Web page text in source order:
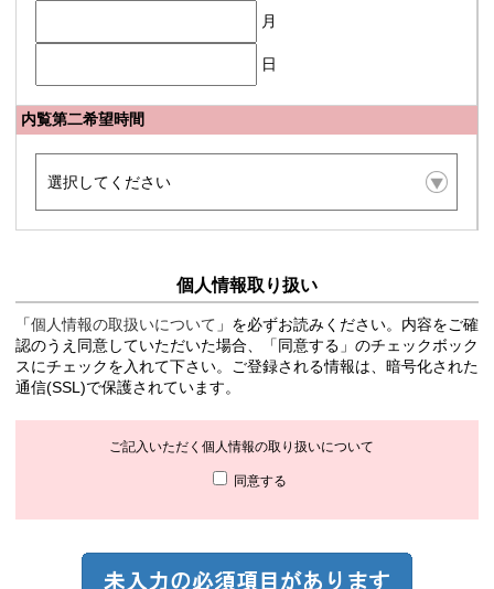
月
日
内覧第二希望時間
個人情報取り扱い
「個人情報の取扱いについて 」を必ずお読みください。内容をご確
認のうえ同意していただいた場合、「同意する」のチェックボック
スにチェックを入れて下さい。ご登録される情報は、暗号化された
通信(SSL)で保護されています。
ご記入いただく個人情報の取り扱いについて
同意する